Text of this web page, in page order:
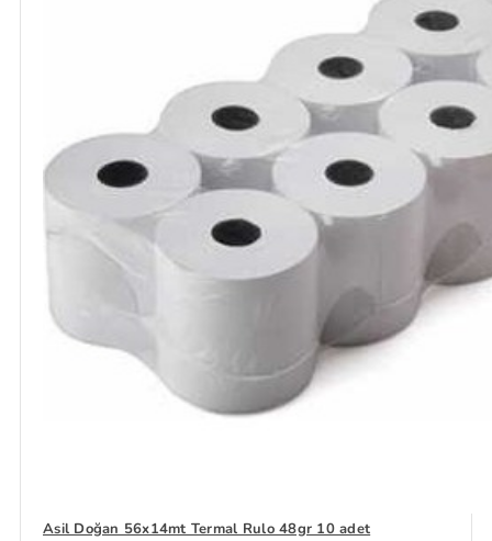
Asil Doğan 56x14mt Termal Rulo 48gr 10 adet